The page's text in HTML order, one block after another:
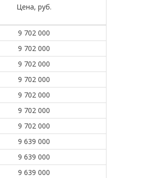
Цена, руб.
9 702 000
9 702 000
9 702 000
9 702 000
9 702 000
9 702 000
9 702 000
9 639 000
9 639 000
9 639 000